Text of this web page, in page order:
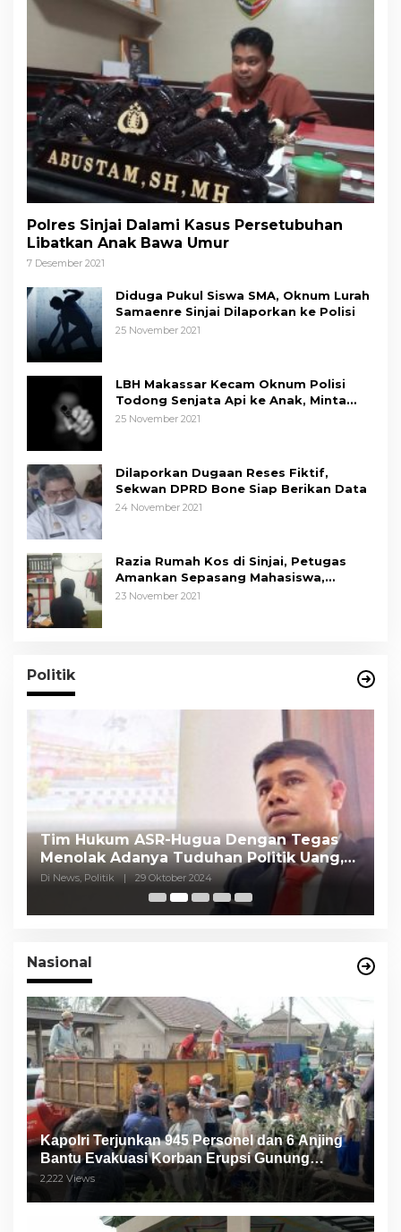
Polres Sinjai Dalami Kasus Persetubuhan
Libatkan Anak Bawa Umur
7 Desember 2021
Diduga Pukul Siswa SMA, Oknum Lurah
Samaenre Sinjai Dilaporkan ke Polisi
25 November 2021
LBH Makassar Kecam Oknum Polisi
Todong Senjata Api ke Anak, Minta
Kapolda Sulsel Tindak Tegas
25 November 2021
Dilaporkan Dugaan Reses Fiktif,
Sekwan DPRD Bone Siap Berikan Data
24 November 2021
Razia Rumah Kos di Sinjai, Petugas
Amankan Sepasang Mahasiswa,
Mengaku Berpacaran
23 November 2021
Politik
Tim Hukum ASR-Hugua Dengan Tegas
Menolak Adanya Tuduhan Politik Uang,
Pasar Murah Tidak Dilaksanakan Oleh
Di News, Politik | 29 Oktober 2024
Nasional
Kapolri Terjunkan 945 Personel dan 6 Anjing
Bantu Evakuasi Korban Erupsi Gunung
Semeru
2,222 Views